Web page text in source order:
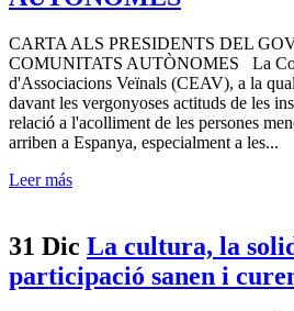
CARTA ALS PRESIDENTS DEL
COMUNITATS AUTÒNOMES La
d'Associacions Veïnals (CEAV), a la
davant les vergonyoses actituds de les
relació a l'acolliment de les persones
arriben a Espanya, especialment a les...
Leer más
31 Dic La cultura, la
participació sanen i